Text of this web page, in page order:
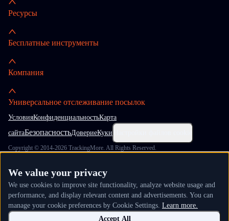
Ресурсы
Бесплатные инструменты
Компания
Универсальное отслеживание посылок
УсловияКонфиденциальностьКарта
сайтаБезопасностьДовериеКуки
Copyright © 2014-2026 TrackingMore. All Rights Reserved.
We value your privacy
We use cookies to improve site functionality, analyze website usage and
performance, and display relevant content and advertisements. You can
manage your cookie preferences by Cookie Settings. Learn more.
Accept All